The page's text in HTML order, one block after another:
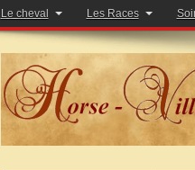
Le cheval Les Races